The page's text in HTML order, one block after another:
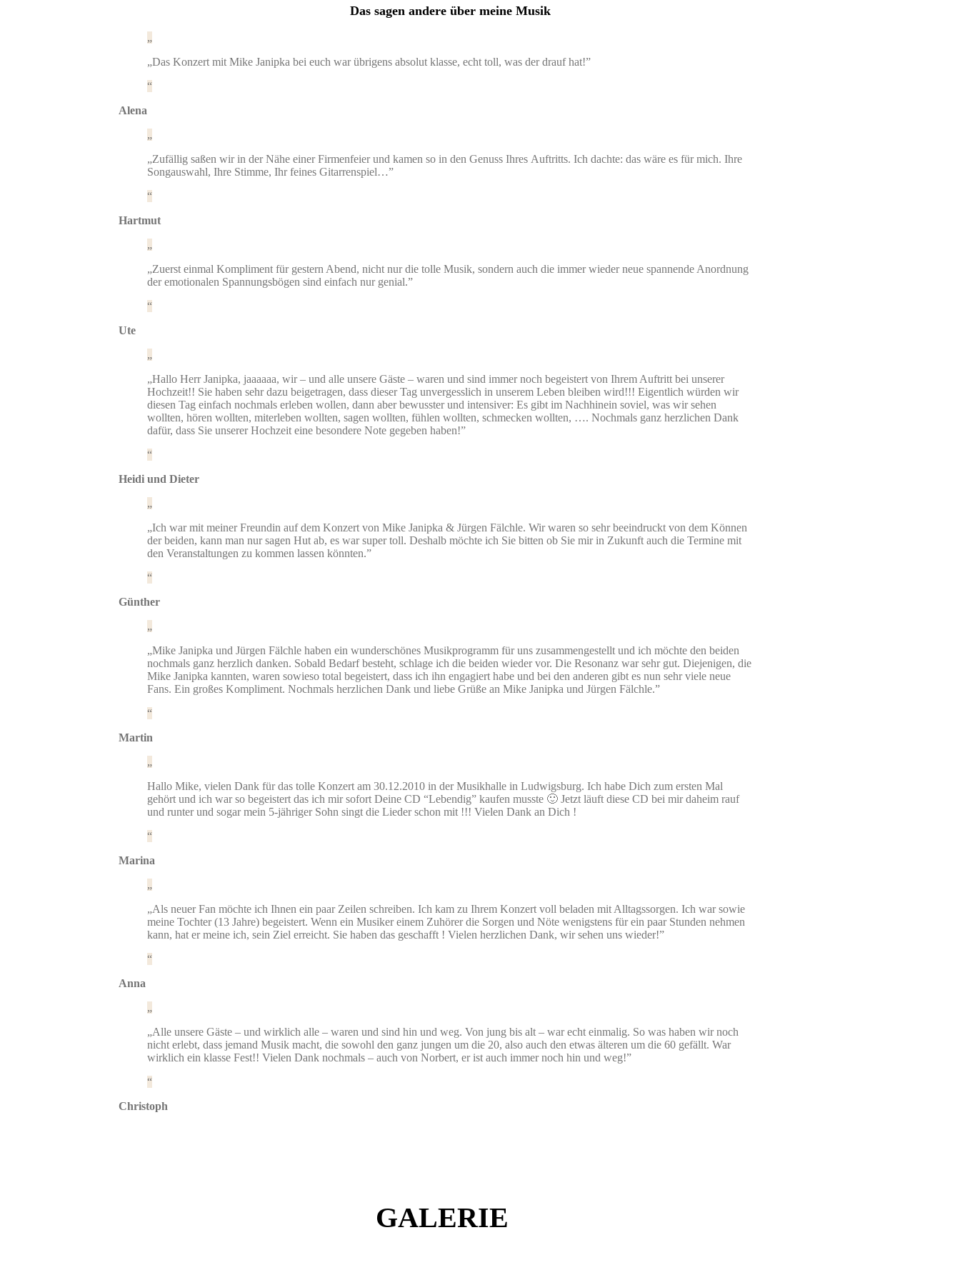
Das sagen andere über meine Musik
„Das Konzert mit Mike Janipka bei euch war übrigens absolut klasse, echt toll, was der drauf hat!”
Alena
„Zufällig saßen wir in der Nähe einer Firmenfeier und kamen so in den Genuss Ihres Auftritts. Ich dachte: das wäre es für mich. Ihre
Songauswahl, Ihre Stimme, Ihr feines Gitarrenspiel…”
Hartmut
„Zuerst einmal Kompliment für gestern Abend, nicht nur die tolle Musik, sondern auch die immer wieder neue spannende Anordnung
der emotionalen Spannungsbögen sind einfach nur genial.”
Ute
„Hallo Herr Janipka, jaaaaaa, wir – und alle unsere Gäste – waren und sind immer noch begeistert von Ihrem Auftritt bei unserer
Hochzeit!! Sie haben sehr dazu beigetragen, dass dieser Tag unvergesslich in unserem Leben bleiben wird!!! Eigentlich würden wir
diesen Tag einfach nochmals erleben wollen, dann aber bewusster und intensiver: Es gibt im Nachhinein soviel, was wir sehen
wollten, hören wollten, miterleben wollten, sagen wollten, fühlen wollten, schmecken wollten, …. Nochmals ganz herzlichen Dank
dafür, dass Sie unserer Hochzeit eine besondere Note gegeben haben!”
Heidi und Dieter
„Ich war mit meiner Freundin auf dem Konzert von Mike Janipka & Jürgen Fälchle. Wir waren so sehr beeindruckt von dem Können
der beiden, kann man nur sagen Hut ab, es war super toll. Deshalb möchte ich Sie bitten ob Sie mir in Zukunft auch die Termine mit
den Veranstaltungen zu kommen lassen könnten.”
Günther
„Mike Janipka und Jürgen Fälchle haben ein wunderschönes Musikprogramm für uns zusammengestellt und ich möchte den beiden
nochmals ganz herzlich danken. Sobald Bedarf besteht, schlage ich die beiden wieder vor. Die Resonanz war sehr gut. Diejenigen, die
Mike Janipka kannten, waren sowieso total begeistert, dass ich ihn engagiert habe und bei den anderen gibt es nun sehr viele neue
Fans. Ein großes Kompliment. Nochmals herzlichen Dank und liebe Grüße an Mike Janipka und Jürgen Fälchle.”
Martin
Hallo Mike, vielen Dank für das tolle Konzert am 30.12.2010 in der Musikhalle in Ludwigsburg. Ich habe Dich zum ersten Mal
gehört und ich war so begeistert das ich mir sofort Deine CD “Lebendig” kaufen musste 🙂 Jetzt läuft diese CD bei mir daheim rauf
und runter und sogar mein 5-jähriger Sohn singt die Lieder schon mit !!! Vielen Dank an Dich !
Marina
„Als neuer Fan möchte ich Ihnen ein paar Zeilen schreiben. Ich kam zu Ihrem Konzert voll beladen mit Alltagssorgen. Ich war sowie
meine Tochter (13 Jahre) begeistert. Wenn ein Musiker einem Zuhörer die Sorgen und Nöte wenigstens für ein paar Stunden nehmen
kann, hat er meine ich, sein Ziel erreicht. Sie haben das geschafft ! Vielen herzlichen Dank, wir sehen uns wieder!”
Anna
„Alle unsere Gäste – und wirklich alle – waren und sind hin und weg. Von jung bis alt – war echt einmalig. So was haben wir noch
nicht erlebt, dass jemand Musik macht, die sowohl den ganz jungen um die 20, also auch den etwas älteren um die 60 gefällt. War
wirklich ein klasse Fest!! Vielen Dank nochmals – auch von Norbert, er ist auch immer noch hin und weg!”
Christoph
GALERIE